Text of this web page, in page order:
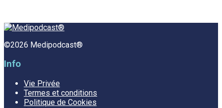
©2026 Medipodcast®
Info
Vie Privée
Termes et conditions
Politique de Cookies